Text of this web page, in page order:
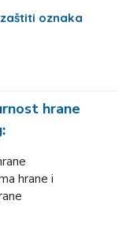
oznaka
hrane
hrane i